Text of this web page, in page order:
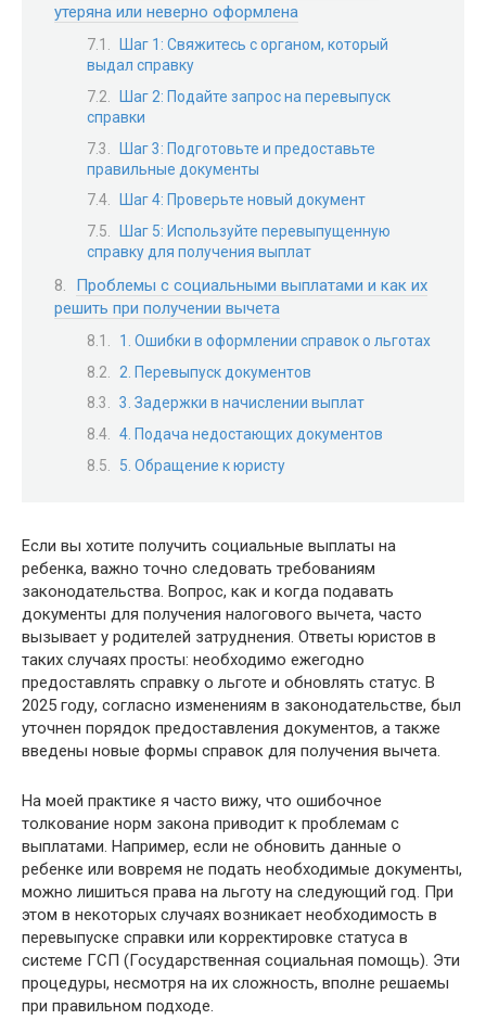
утеряна или неверно оформлена
Шаг 1: Свяжитесь с органом, который
выдал справку
Шаг 2: Подайте запрос на перевыпуск
справки
Шаг 3: Подготовьте и предоставьте
правильные документы
Шаг 4: Проверьте новый документ
Шаг 5: Используйте перевыпущенную
справку для получения выплат
Проблемы с социальными выплатами и как их
решить при получении вычета
1. Ошибки в оформлении справок о льготах
2. Перевыпуск документов
3. Задержки в начислении выплат
4. Подача недостающих документов
5. Обращение к юристу
Если вы хотите получить социальные выплаты на
ребенка, важно точно следовать требованиям
законодательства. Вопрос, как и когда подавать
документы для получения налогового вычета, часто
вызывает у родителей затруднения. Ответы юристов в
таких случаях просты: необходимо ежегодно
предоставлять справку о льготе и обновлять статус. В
2025 году, согласно изменениям в законодательстве, был
уточнен порядок предоставления документов, а также
введены новые формы справок для получения вычета.
На моей практике я часто вижу, что ошибочное
толкование норм закона приводит к проблемам с
выплатами. Например, если не обновить данные о
ребенке или вовремя не подать необходимые документы,
можно лишиться права на льготу на следующий год. При
этом в некоторых случаях возникает необходимость в
перевыпуске справки или корректировке статуса в
системе ГСП (Государственная социальная помощь). Эти
процедуры, несмотря на их сложность, вполне решаемы
при правильном подходе.